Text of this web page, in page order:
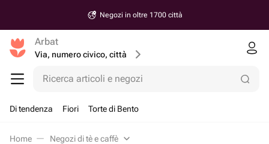
Negozi in oltre 1700 città
Arbat
Via, numero civico, città
Ricerca articoli e negozi
Di tendenza Fiori Torte di Bento
Home Negozi di tè e caffè